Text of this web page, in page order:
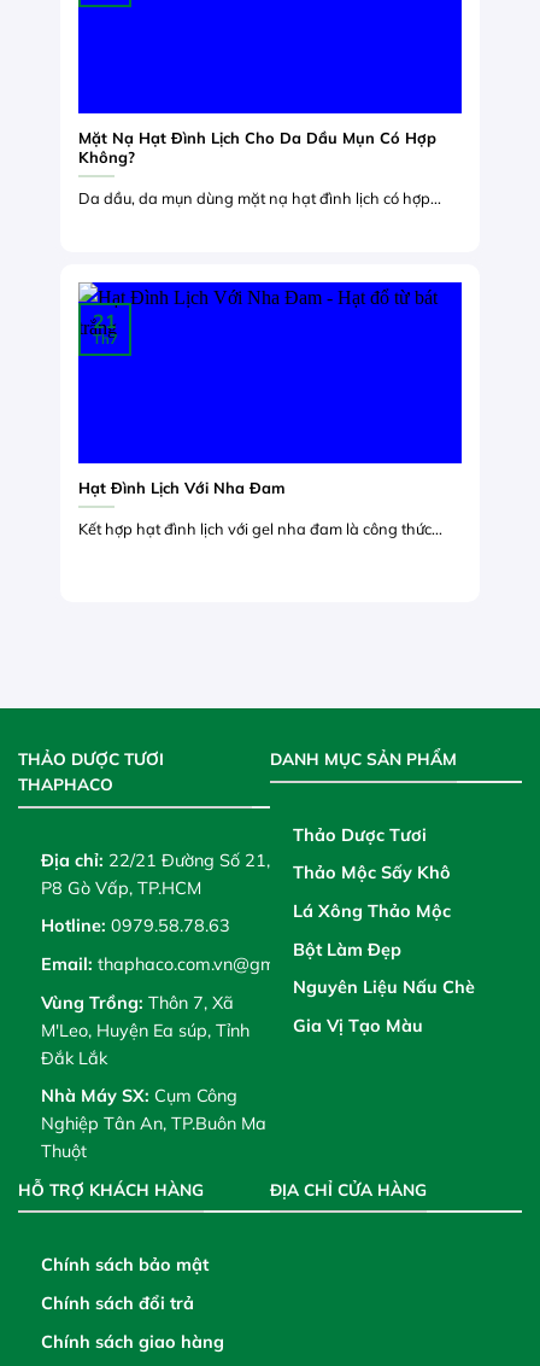
Mặt Nạ Hạt Đình Lịch Cho Da Dầu Mụn Có Hợp
Không?
Da dầu, da mụn dùng mặt nạ hạt đình lịch có hợp...
Hạt Đình Lịch Với Nha Đam
Kết hợp hạt đình lịch với gel nha đam là công thức...
21
Th7
THẢO DƯỢC TƯƠI
THAPHACO
Địa chỉ: 22/21 Đường Số 21,
P8 Gò Vấp, TP.HCM
Hotline: 0979.58.78.63
Email: thaphaco.com.vn@gmail.com
Vùng Trồng: Thôn 7, Xã
M'Leo, Huyện Ea súp, Tỉnh
Đắk Lắk
Nhà Máy SX: Cụm Công
Nghiệp Tân An, TP.Buôn Ma
Thuột
DANH MỤC SẢN PHẨM
Thảo Dược Tươi
Thảo Mộc Sấy Khô
Lá Xông Thảo Mộc
Bột Làm Đẹp
Nguyên Liệu Nấu Chè
Gia Vị Tạo Màu
HỖ TRỢ KHÁCH HÀNG
Chính sách bảo mật
Chính sách đổi trả
Chính sách giao hàng
ĐỊA CHỈ CỬA HÀNG